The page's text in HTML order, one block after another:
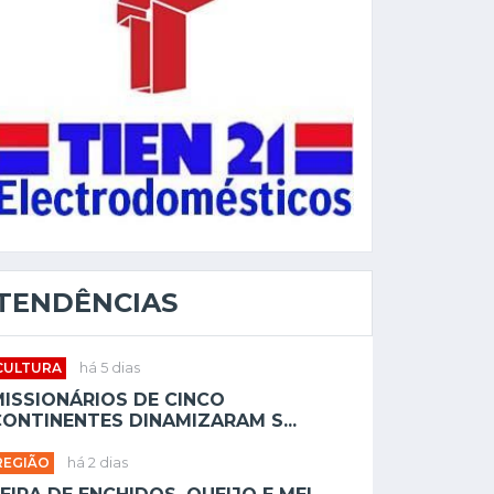
há 5 dias
DE CINCO
DINAMIZARAM S...
há 2 dias